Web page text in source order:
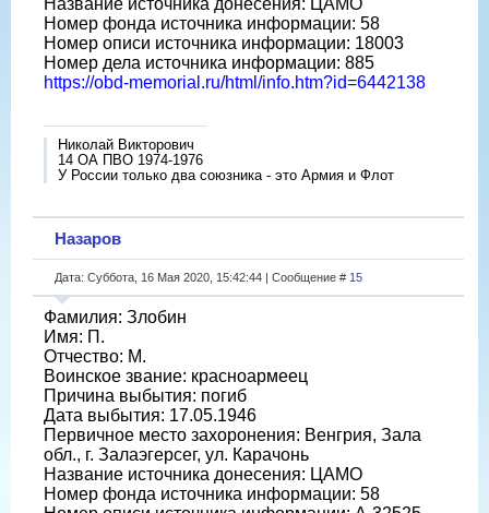
Название источника донесения: ЦАМО
Номер фонда источника информации: 58
Номер описи источника информации: 18003
Номер дела источника информации: 885
https://obd-memorial.ru/html/info.htm?id=6442138
Николай Викторович
14 ОА ПВО 1974-1976
У России только два союзника - это Армия и Флот
Назаров
Дата: Суббота, 16 Мая 2020, 15:42:44 | Сообщение # 15
Фамилия: Злобин
Имя: П.
Отчество: М.
Воинское звание: красноармеец
Причина выбытия: погиб
Дата выбытия: 17.05.1946
Первичное место захоронения: Венгрия, Зала
обл., г. Залаэгерсег, ул. Карачонь
Название источника донесения: ЦАМО
Номер фонда источника информации: 58